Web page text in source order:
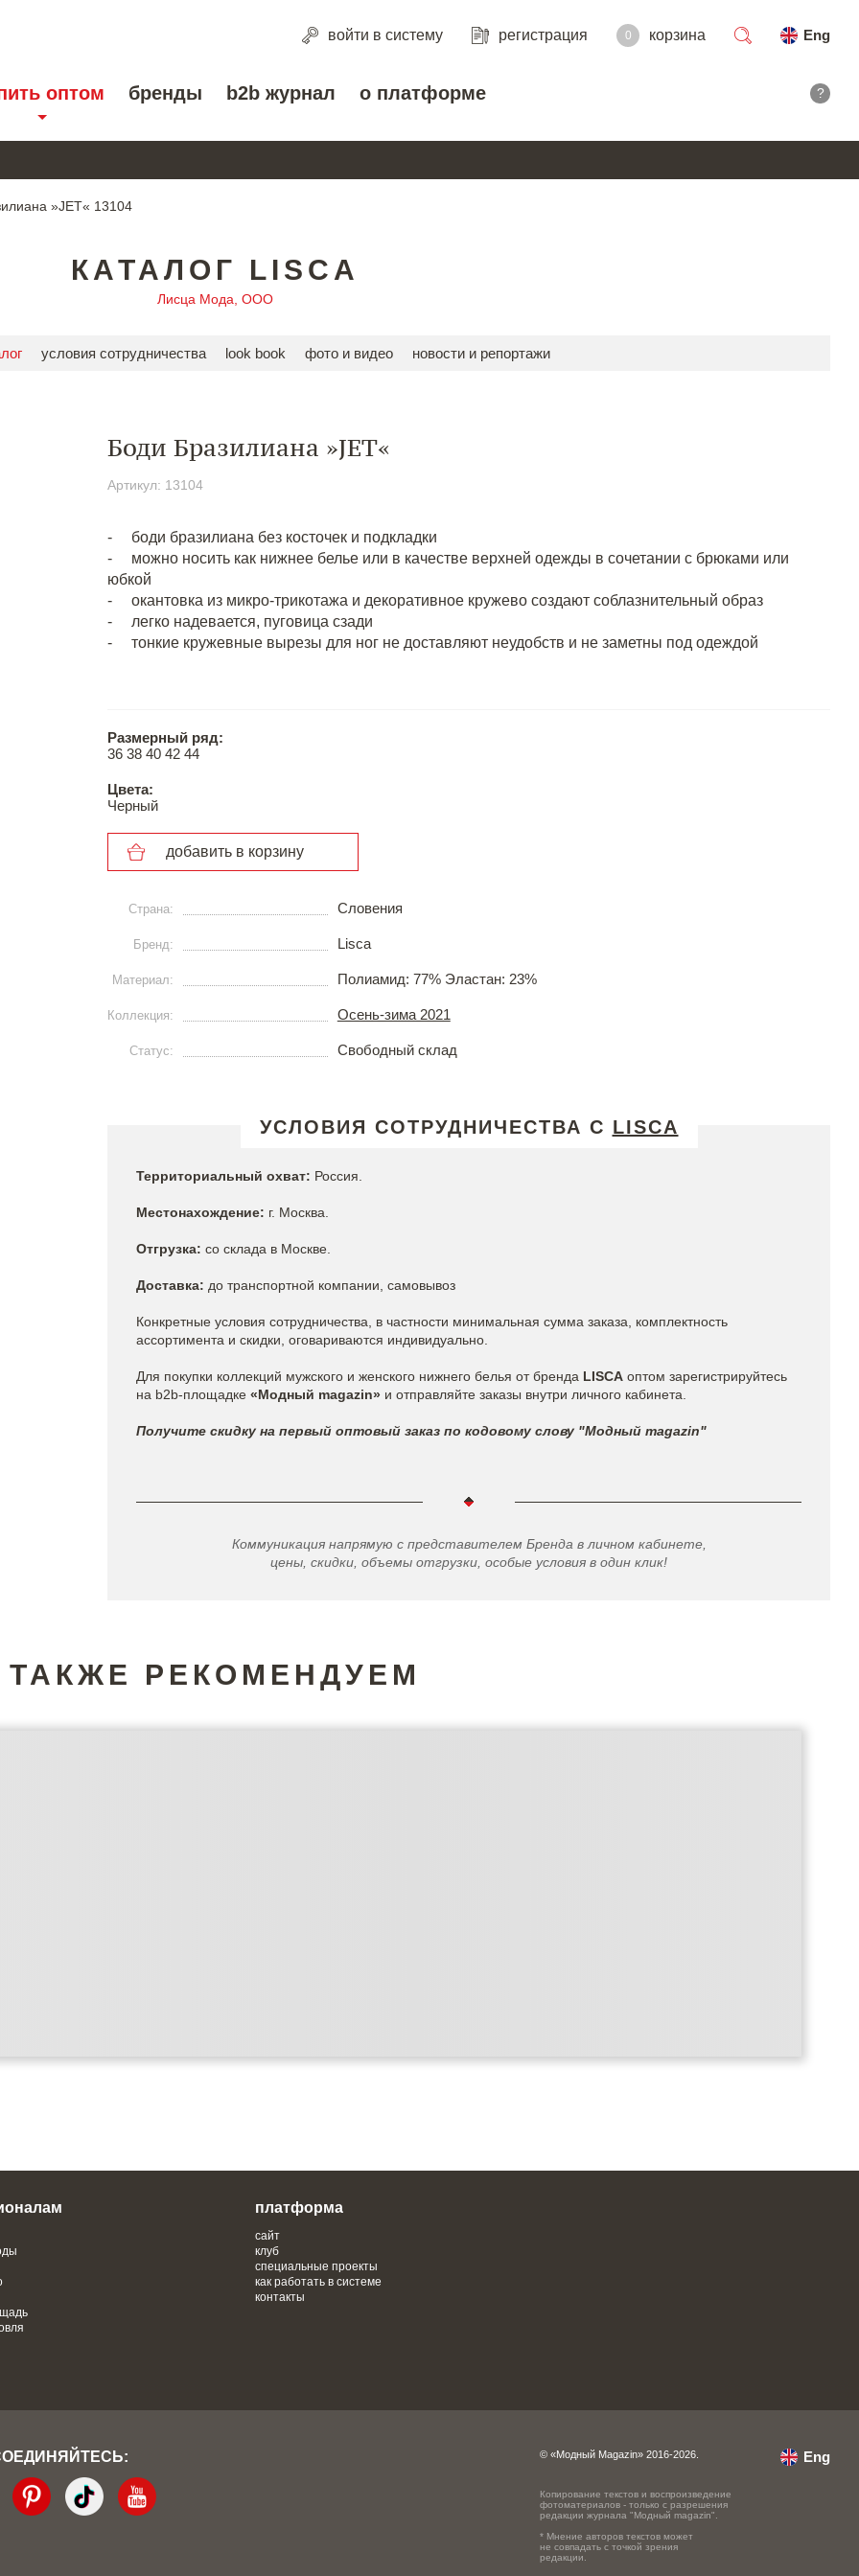
войти в систему регистрация 0 корзина
Eng
оптом бренды b2b журнал о платформе ?
»JET« 13104
КАТАЛОГ LISCA
Лисца Мода, ООО
условия сотрудничества look book фото и видео новости и репортажи
Боди Бразилиана »JET«
Артикул: 13104
- боди бразилиана без косточек и подкладки
- можно носить как нижнее белье или в качестве верхней одежды в сочетании с брюками или
юбкой
- окантовка из микро-трикотажа и декоративное кружево создают соблазнительный образ
- легко надевается, пуговица сзади
- тонкие кружевные вырезы для ног не доставляют неудобств и не заметны под одеждой
Размерный ряд:
36 38 40 42 44
Цвета:
Черный
добавить в корзину
Страна: Словения
Бренд: Lisca
Материал: Полиамид: 77% Эластан: 23%
Коллекция: Осень-зима 2021
Статус: Свободный склад
УСЛОВИЯ СОТРУДНИЧЕСТВА С LISCA
Территориальный охват: Россия.
Местонахождение: г. Москва.
Отгрузка: со склада в Москве.
Доставка: до транспортной компании, самовывоз
Конкретные условия сотрудничества, в частности минимальная сумма заказа, комплектность
ассортимента и скидки, оговариваются индивидуально.
Для покупки коллекций мужского и женского нижнего белья от бренда LISCA оптом зарегистрируйтесь
на b2b-площадке «Модный magazin» и отправляйте заказы внутри личного кабинета.
Получите скидку на первый оптовый заказ по кодовому слову "Модный magazin"
Коммуникация напрямую с представителем Бренда в личном кабинете,
цены, скидки, объемы отгрузки, особые условия в один клик!
ТАКЖЕ РЕКОМЕНДУЕМ
платформа
сайт
клуб
специальные проекты
как работать в системе
контакты
© «Модный Magazin» 2016-2026.
Копирование текстов и воспроизведение
фотоматериалов - только с разрешения
редакции журнала "Модный magazin".
* Мнение авторов текстов может
не совпадать с точкой зрения
редакции.
Eng